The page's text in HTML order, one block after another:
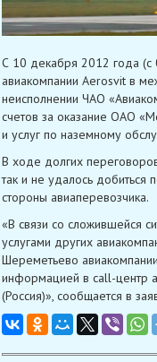
С 10 декабря 2012 года (с
авиакомпании Aerosvit в
неисполнении ЧАО
счетов за оказание ОАО
и услуг по наземному
В ходе долгих
так и не удалось
стороны авиаперевозчика.
«В связи со сложившейся
услугами других
Шереметьево
информацией в call-центр
(Россия)», сообщается в